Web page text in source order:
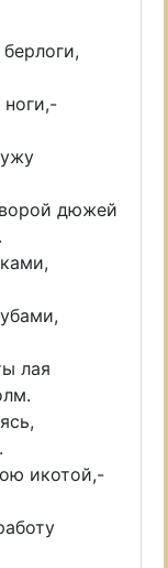
дюжей
лая
икотой,-